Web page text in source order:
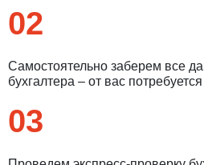
02
Самостоятельно заберем все
бухгалтера – от вас
03